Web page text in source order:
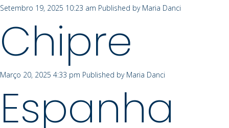
Setembro 19, 2025 10:23 am Published by Maria Danci
Chipre
Março 20, 2025 4:33 pm Published by Maria Danci
Espanha